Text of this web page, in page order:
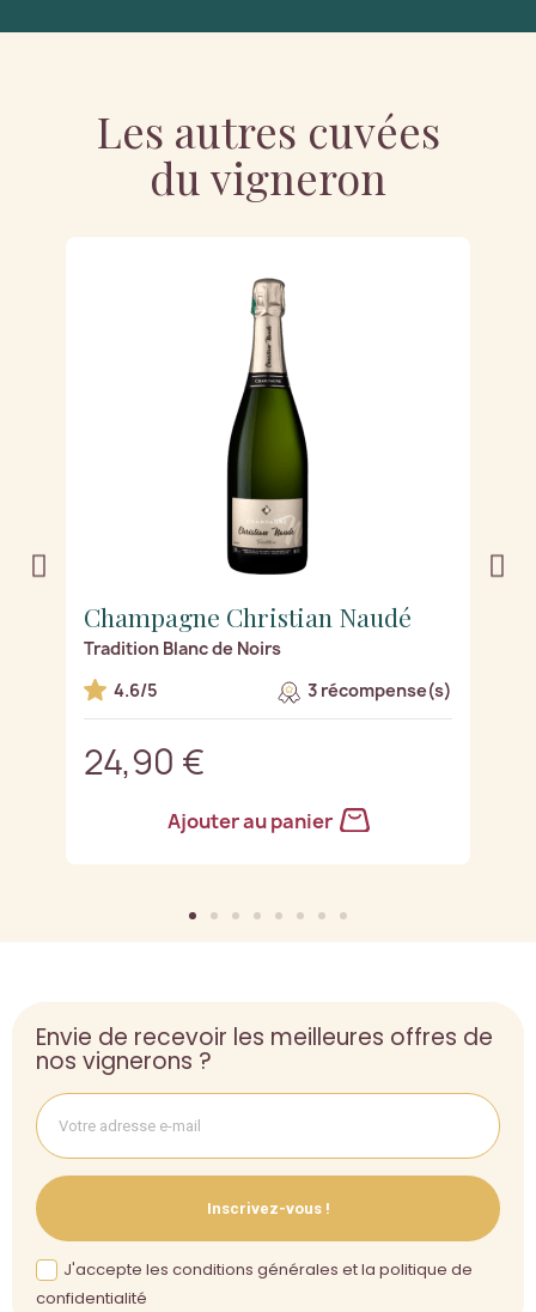
Les autres cuvées
du vigneron
Champagne Christian Naudé
Tradition Blanc de Noirs
4.6/5
3 récompense(s)
24,90 €
Ajouter au panier
Envie de recevoir les meilleures offres de
nos vignerons ?
Inscrivez-vous !
J'accepte les conditions générales et la politique de
confidentialité